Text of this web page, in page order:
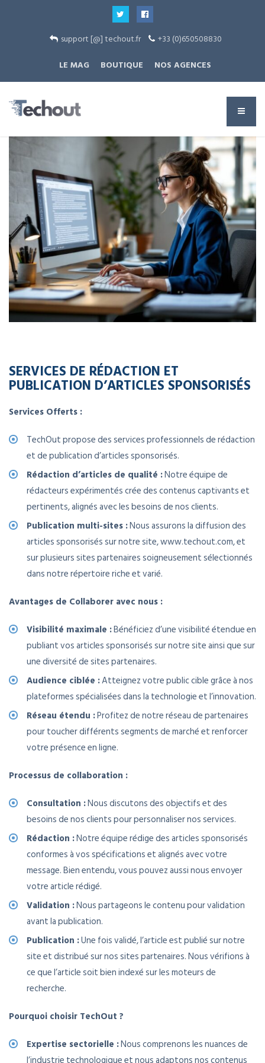
support [@] techout.fr
+33 (0)650508830
LE MAG
BOUTIQUE NOS AGENCES
SERVICES DE RÉDACTION ET
PUBLICATION D’ARTICLES SPONSORISÉS
Services Offerts :
TechOut propose des services professionnels de rédaction
et de publication d’articles sponsorisés.
Rédaction d’articles de qualité :Notre équipe de
rédacteurs expérimentés crée des contenus captivants et
pertinents, alignés avec les besoins de nos clients.
Publication multi-sites :Nous assurons la diffusion des
articles sponsorisés sur notre site,www.techout.com, et
sur plusieurs sites partenaires soigneusement sélectionnés
dans notre répertoire riche et varié.
Avantages de Collaborer avec nous :
Visibilité maximale :Bénéficiez d’une visibilité étendue en
publiant vos articles sponsorisés sur notre site ainsi que sur
une diversité de sites partenaires.
Audience ciblée :Atteignez votre public cible grâce à nos
plateformes spécialisées dans la technologie et l’innovation.
Réseau étendu :Profitez de notre réseau de partenaires
pour toucher différents segments de marché et renforcer
votre présence en ligne.
Processus de collaboration :
Consultation :Nous discutons des objectifs et des
besoins de nos clients pour personnaliser nos services.
Rédaction :Notre équipe rédige des articles sponsorisés
conformes à vos spécifications et alignés avec votre
message. Bien entendu, vous pouvez aussi nous envoyer
votre article rédigé.
Validation :Nous partageons le contenu pour validation
avant la publication.
Publication :Une fois validé, l’article est publié sur notre
site et distribué sur nos sites partenaires. Nous vérifions à
ce que l’article soit bien indexé sur les moteurs de
recherche.
Pourquoi choisir TechOut ?
Expertise sectorielle :Nous comprenons les nuances de